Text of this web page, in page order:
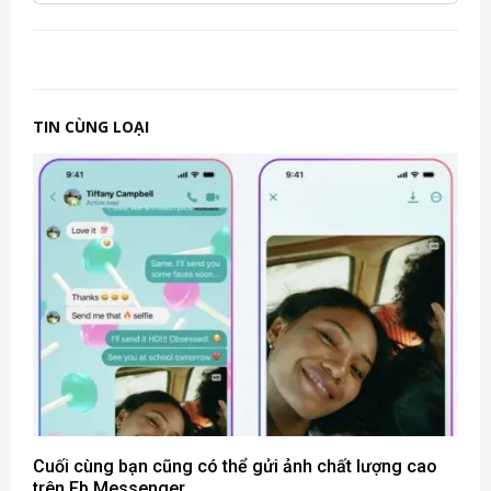
TIN CÙNG LOẠI
Cuối cùng bạn cũng có thể gửi ảnh chất lượng cao